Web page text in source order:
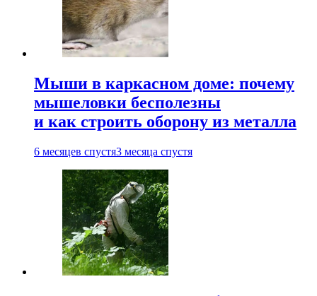
Мыши в каркасном доме: почему
мышеловки бесполезны
и как строить оборону из металла
6 месяцев спустя3 месяца спустя